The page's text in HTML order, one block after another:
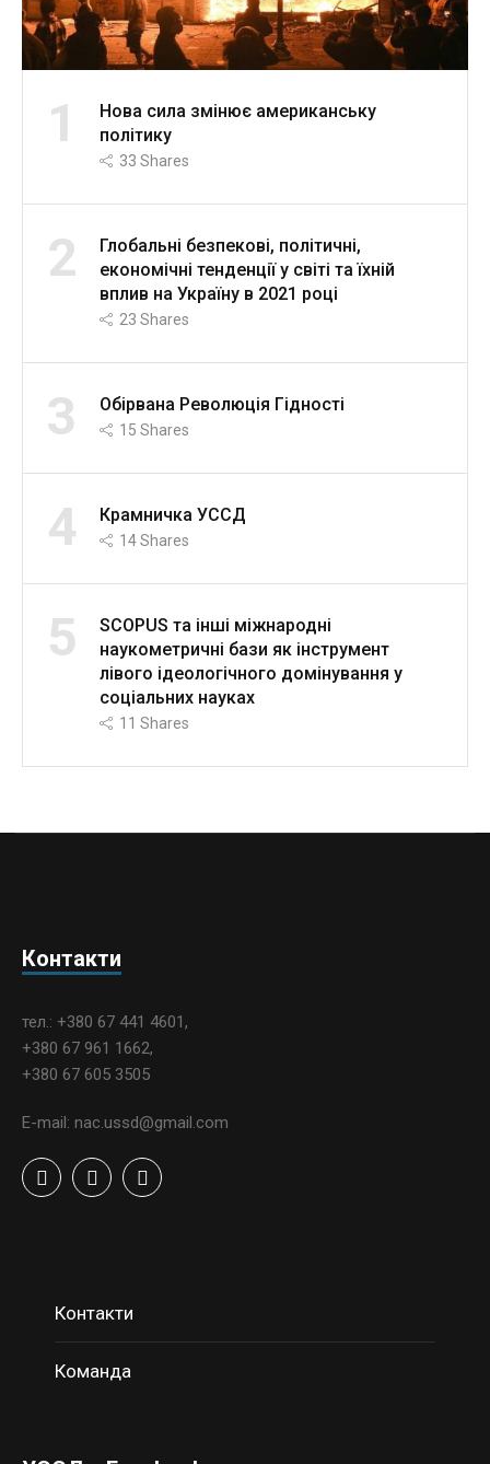
1
Нова сила змінює американську
політику
33 Shares
2
Глобальні безпекові, політичні,
економічні тенденції у світі та їхній
вплив на Україну в 2021 році
23 Shares
3 Обірвана Революція Гідності
15 Shares
4 Крамничка УССД
14Shares
5
SCOPUS та інші міжнародні
наукометричні бази як інструмент
лівого ідеологічного домінування у
соціальних науках
11 Shares
Контакти
тел.: +380 67 441 4601,
+380 67 961 1662,
+380 67 605 3505
E-mail: nac.ussd@gmail.com
Контакти
Команда